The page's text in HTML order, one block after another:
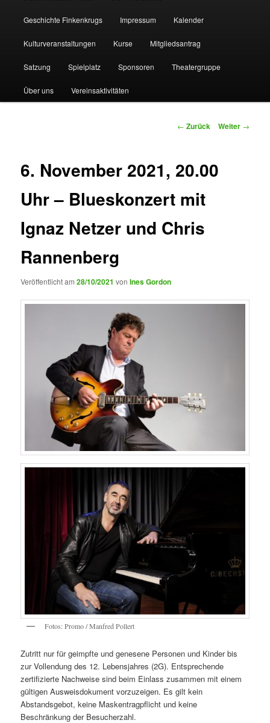
Geschichte Finkenkrugs Impressum Kalender
Kulturveranstaltungen Kurse Mitgliedsantrag
Satzung Spielplatz Sponsoren Theatergruppe
Über uns Vereinsaktivitäten
Beitragsnavigation
← Zurück Weiter →
6. November 2021, 20.00
Uhr – Blueskonzert mit
Ignaz Netzer und Chris
Rannenberg
Veröffentlicht am28/10/2021 vonInes Gordon
Fotos: Promo / Manfred Pollert
Zutritt nur für geimpfte und genesene Personen und Kinder bis
zur Vollendung des 12. Lebensjahres (2G). Entsprechende
zertifizierte Nachweise sind beim Einlass zusammen mit einem
gültigen Ausweisdokument vorzuzeigen. Es gilt kein
Abstandsgebot, keine Maskentragpflicht und keine
Beschränkung der Besucherzahl.